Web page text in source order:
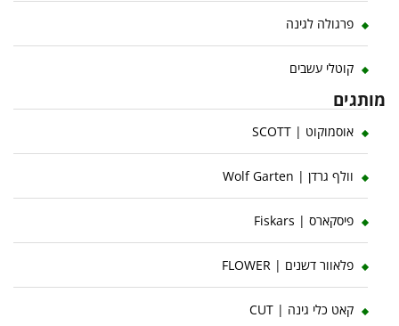
פרגולה לגינה
קוטלי עשבים
מותגים
אוסמוקוט | SCOTT
וולף גרדן | Wolf Garten
פיסקארס | Fiskars
פלאוור דשנים | FLOWER
קאט כלי גינה | CUT